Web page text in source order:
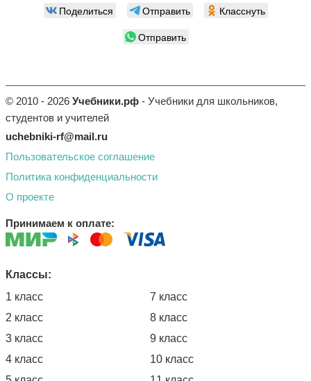
Поделиться Отправить
Класснуть
Отправить
© 2010 - 2026 Учебники.рф - Учебники для школьников,
студентов и учителей
uchebniki-rf@mail.ru
Пользовательское соглашение
Политика конфиденциальности
О проекте
Принимаем к оплате:
Классы:
1 класс
2 класс
3 класс
4 класс
7 класс
8 класс
9 класс
10 класс